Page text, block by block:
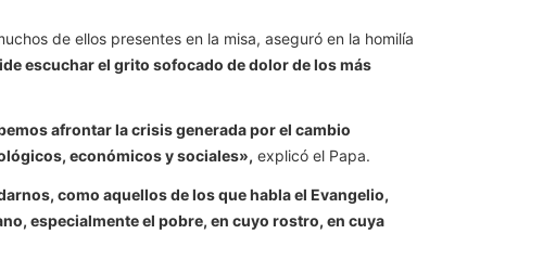
de ellos presentes en la misa, aseguró en la homilía
escuchar el grito sofocado de dolor de los más
afrontar la crisis generada por el cambio
económicos y sociales», explicó el Papa.
como aquellos de los que habla el Evangelio,
especialmente el pobre, en cuyo rostro, en cuya